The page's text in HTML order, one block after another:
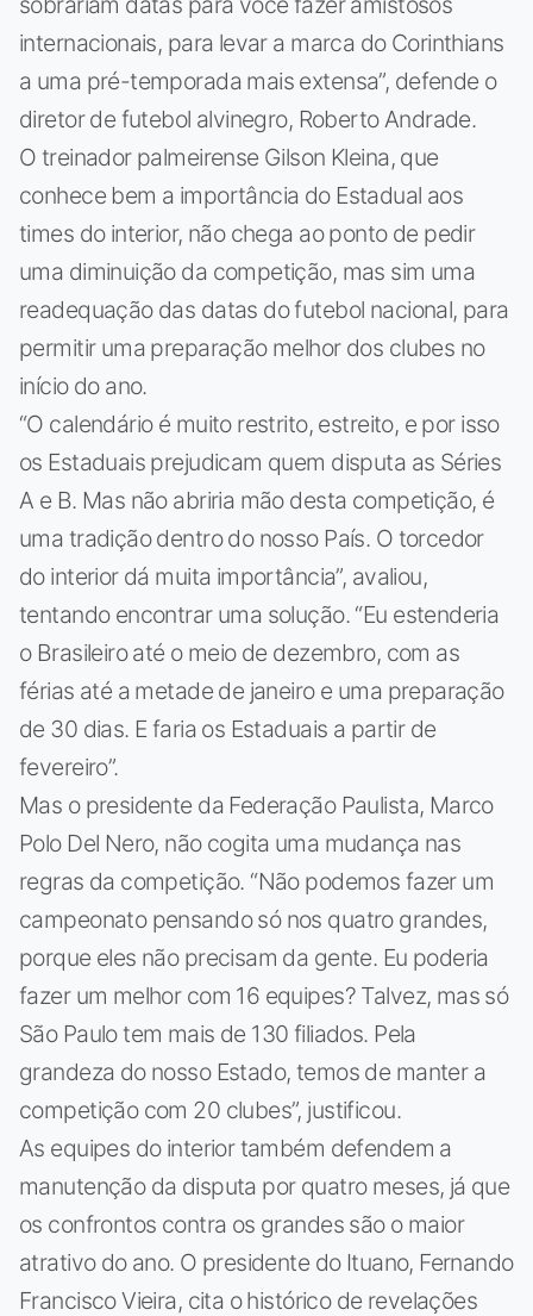
internacionais, para levar a marca do Corinthians
a uma pré-temporada mais extensa”, defende o
diretor de futebol alvinegro, Roberto Andrade.
O treinador palmeirense Gilson Kleina, que
conhece bem a importância do Estadual aos
times do interior, não chega ao ponto de pedir
uma diminuição da competição, mas sim uma
readequação das datas do futebol nacional, para
permitir uma preparação melhor dos clubes no
início do ano.
“O calendário é muito restrito, estreito, e por isso
os Estaduais prejudicam quem disputa as Séries
A e B. Mas não abriria mão desta competição, é
uma tradição dentro do nosso País. O torcedor
do interior dá muita importância”, avaliou,
tentando encontrar uma solução. “Eu estenderia
o Brasileiro até o meio de dezembro, com as
férias até a metade de janeiro e uma preparação
de 30 dias. E faria os Estaduais a partir de
fevereiro”.
Mas o presidente da Federação Paulista, Marco
Polo Del Nero, não cogita uma mudança nas
regras da competição. “Não podemos fazer um
campeonato pensando só nos quatro grandes,
porque eles não precisam da gente. Eu poderia
fazer um melhor com 16 equipes? Talvez, mas só
São Paulo tem mais de 130 filiados. Pela
grandeza do nosso Estado, temos de manter a
competição com 20 clubes”, justificou.
As equipes do interior também defendem a
manutenção da disputa por quatro meses, já que
os confrontos contra os grandes são o maior
atrativo do ano. O presidente do Ituano, Fernando
Francisco Vieira, cita o histórico de revelações